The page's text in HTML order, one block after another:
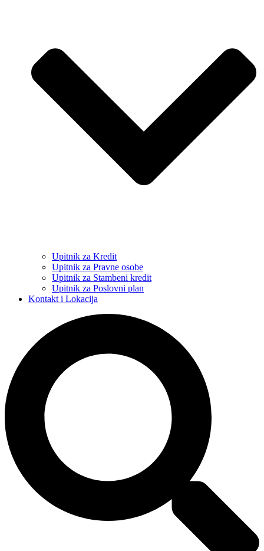
Upitnik za Kredit
Upitnik za Pravne osobe
Upitnik za Stambeni kredit
Upitnik za Poslovni plan
Kontakt i Lokacija